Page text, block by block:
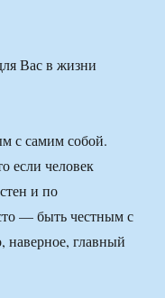
Вас в жизни
с самим собой.
если человек
и по
— быть честным с
наверное, главный